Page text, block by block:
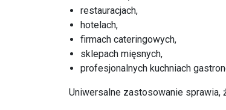
restauracjach,
hotelach,
firmach cateringowych,
sklepach mięsnych,
profesjonalnych kuchniach
Uniwersalne zastosowanie sprawia,